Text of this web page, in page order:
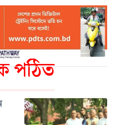
পঠিত